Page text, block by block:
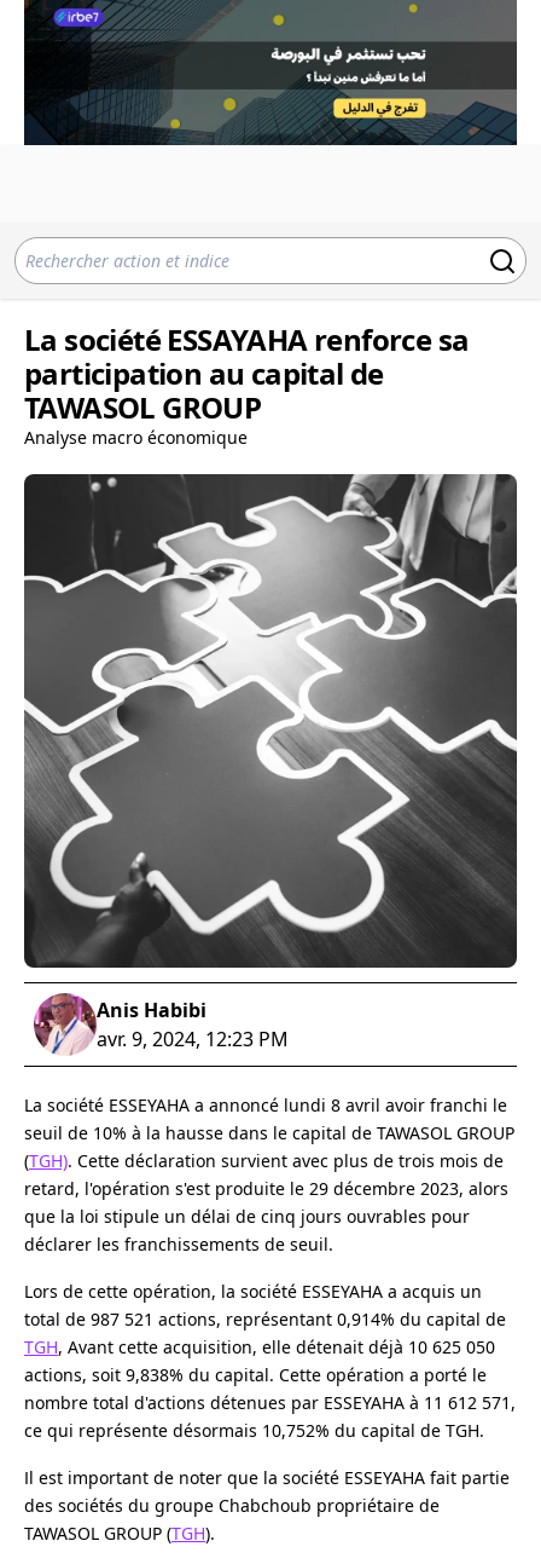
La société ESSAYAHA renforce sa
participation au capital de
TAWASOL GROUP
Analyse macro économique
Anis Habibi
avr. 9, 2024, 12:23 PM
La société ESSEYAHA a annoncé lundi 8 avril avoir franchi le
seuil de 10% à la hausse dans le capital de TAWASOL GROUP
(TGH). Cette déclaration survient avec plus de trois mois de
retard, l'opération s'est produite le 29 décembre 2023, alors
que la loi stipule un délai de cinq jours ouvrables pour
déclarer les franchissements de seuil.
Lors de cette opération, la société ESSEYAHA a acquis un
total de 987 521 actions, représentant 0,914% du capital de
TGH, Avant cette acquisition, elle détenait déjà 10 625 050
actions, soit 9,838% du capital. Cette opération a porté le
nombre total d'actions détenues par ESSEYAHA à 11 612 571,
ce qui représente désormais 10,752% du capital de TGH.
Il est important de noter que la société ESSEYAHA fait partie
des sociétés du groupe Chabchoub propriétaire de
TAWASOL GROUP (TGH).